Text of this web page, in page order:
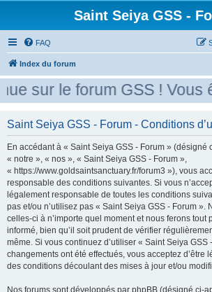
Saint Seiya GSS -
FAQ
Index du forum
sur le forum GSS ! Vous
Saint Seiya GSS - Forum - Conditions
En accédant à « Saint Seiya GSS - Forum » (désigné
« notre », « nos », « Saint Seiya GSS - Forum »,
« https://www.goldsaintsanctuary.fr/forum3 »), vous
responsable des conditions suivantes. Si vous
légalement responsable de toutes les conditions
pas et/ou n’utilisez pas « Saint Seiya GSS - Forum ».
celles-ci à n’importe quel moment et nous ferons tout
informé, bien qu’il soit prudent de vérifier
même. Si vous continuez d’utiliser « Saint Seiya GSS
changements ont été effectués, vous acceptez d’être
des conditions découlant des mises à jour et/ou
Nos forums sont développés par phpBB (désigné ci-